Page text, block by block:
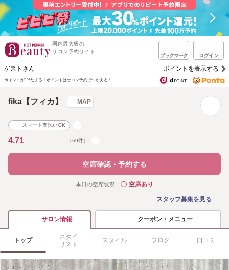
国内最大級の
サロン予約サイト
ブックマーク ログイン
ゲストさん ポイントを表示する
ポイントが1%たまる！ ポイントはサロン予約でつかえる！
fika【フィカ】 MAP
スマート支払いOK
4.71 （69件）
空席確認・予約する
本日の空席状況： ◯空席あり
スタッフ募集を見る
サロン情報 クーポン・メニュー
トップ
スタイ
リスト
スタイル ブログ 口コミ